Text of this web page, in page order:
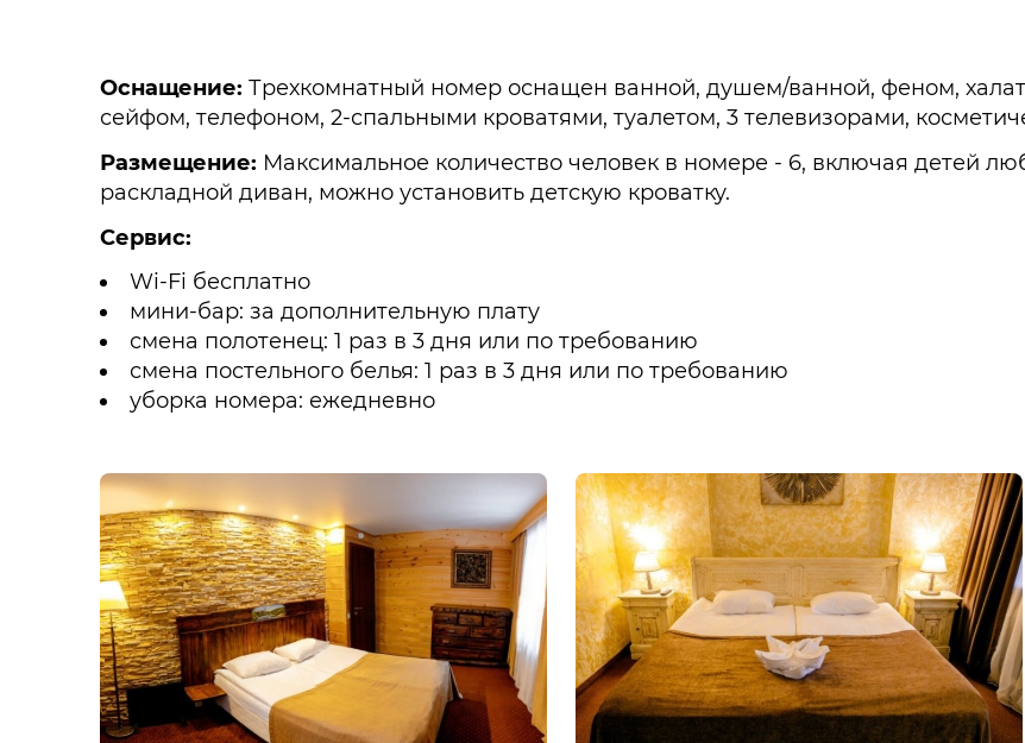
Оснащение: Трехкомнатный номер оснащен ванной, душем/ванной, феном,
сейфом, телефоном, 2-спальными кроватями, туалетом, 3 телевизорами,
Размещение: Максимальное количество человек в номере - 6, включая детей
раскладной диван, можно установить детскую кроватку.
Сервис:
Wi-Fi бесплатно
мини-бар: за дополнительную плату
смена полотенец: 1 раз в 3 дня или по требованию
смена постельного белья: 1 раз в 3 дня или по требованию
уборка номера: ежедневно